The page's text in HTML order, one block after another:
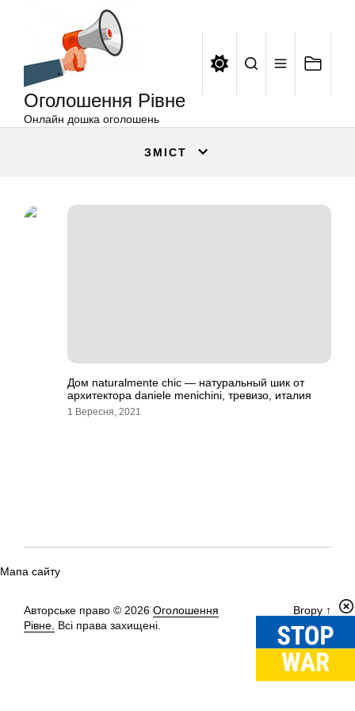
Оголошення Рівне
Онлайн дошка оголошень
ЗМІСТ
Дом naturalmente chic — натуральный шик от
архитектора daniele menichini, тревизо, италия
1 Вересня, 2021
Мапа сайту
Авторське право © 2026 Оголошення
Рівне. Всі права захищені.
Вгору ↑